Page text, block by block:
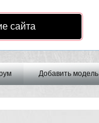
сайта
Добавить модель